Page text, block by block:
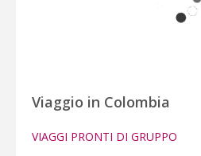
Viaggio in Colombia
VIAGGI PRONTI DI GRUPPO